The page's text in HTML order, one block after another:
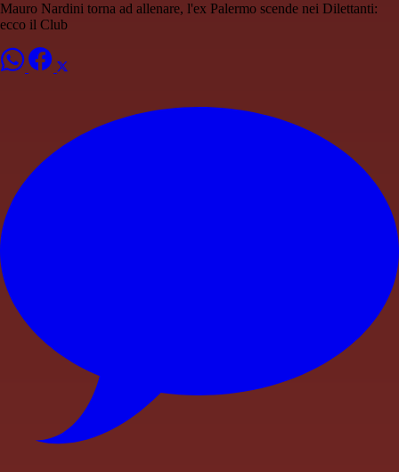
Mauro Nardini torna ad allenare, l'ex Palermo scende nei Dilettanti:
ecco il Club